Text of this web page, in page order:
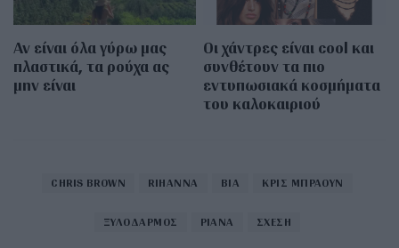
Αν είναι όλα γύρω μας
πλαστικά, τα ρούχα ας
μην είναι
Οι χάντρες είναι cool και
συνθέτουν τα πιο
εντυπωσιακά κοσμήματα
του καλοκαιριού
CHRIS BROWN RIHANNA ΒΙΑ ΚΡΙΣ ΜΠΡΑΟΥΝ
ΞΥΛΟΔΑΡΜΟΣ ΡΙΑΝΑ ΣΧΕΣΗ